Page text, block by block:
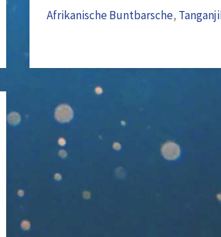
transcriptus
Afrikanische Buntbarsche,